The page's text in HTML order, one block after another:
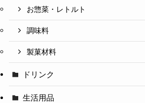
お惣菜・レトルト
調味料
製菓材料
ドリンク
生活用品